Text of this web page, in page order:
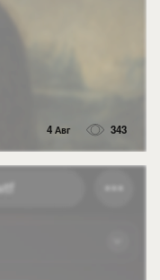
4 Авг 343